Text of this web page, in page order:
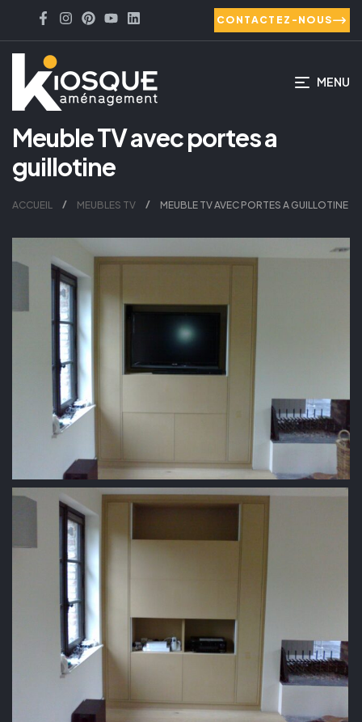
CONTACTEZ-NOUS
MENU
Meuble TV avec portes a
guillotine
ACCUEIL MEUBLES TV MEUBLE TV AVEC PORTES A GUILLOTINE